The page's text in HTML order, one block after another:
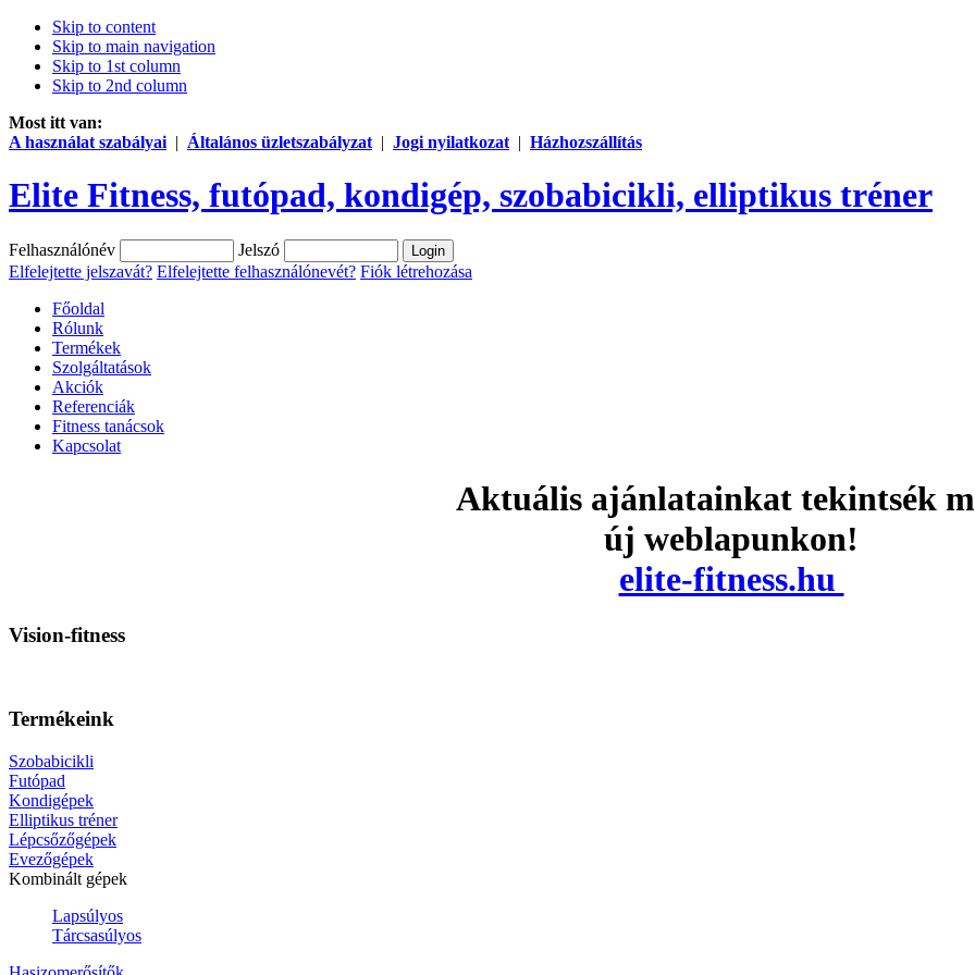
Skip to content
Skip to main navigation
Skip to 1st column
Skip to 2nd column
Most itt van:
A használat szabályai | Általános üzletszabályzat | Jogi nyilatkozat | Házhozszállítás
Elite Fitness, futópad, kondigép, szobabicikli, elliptikus tréner
Felhasználónév
Jelszó
Elfelejtette jelszavát? Elfelejtette felhasználónevét? Fiók létrehozása
Főoldal
Rólunk
Termékek
Szolgáltatások
Akciók
Referenciák
Fitness tanácsok
Kapcsolat
Aktuális ajánlatainkat tekintsék
új weblapunkon!
elite-fitness.hu
Vision-fitness
Termékeink
Szobabicikli
Futópad
Kondigépek
Elliptikus tréner
Lépcsőzőgépek
Evezőgépek
Kombinált gépek
Lapsúlyos
Tárcsasúlyos